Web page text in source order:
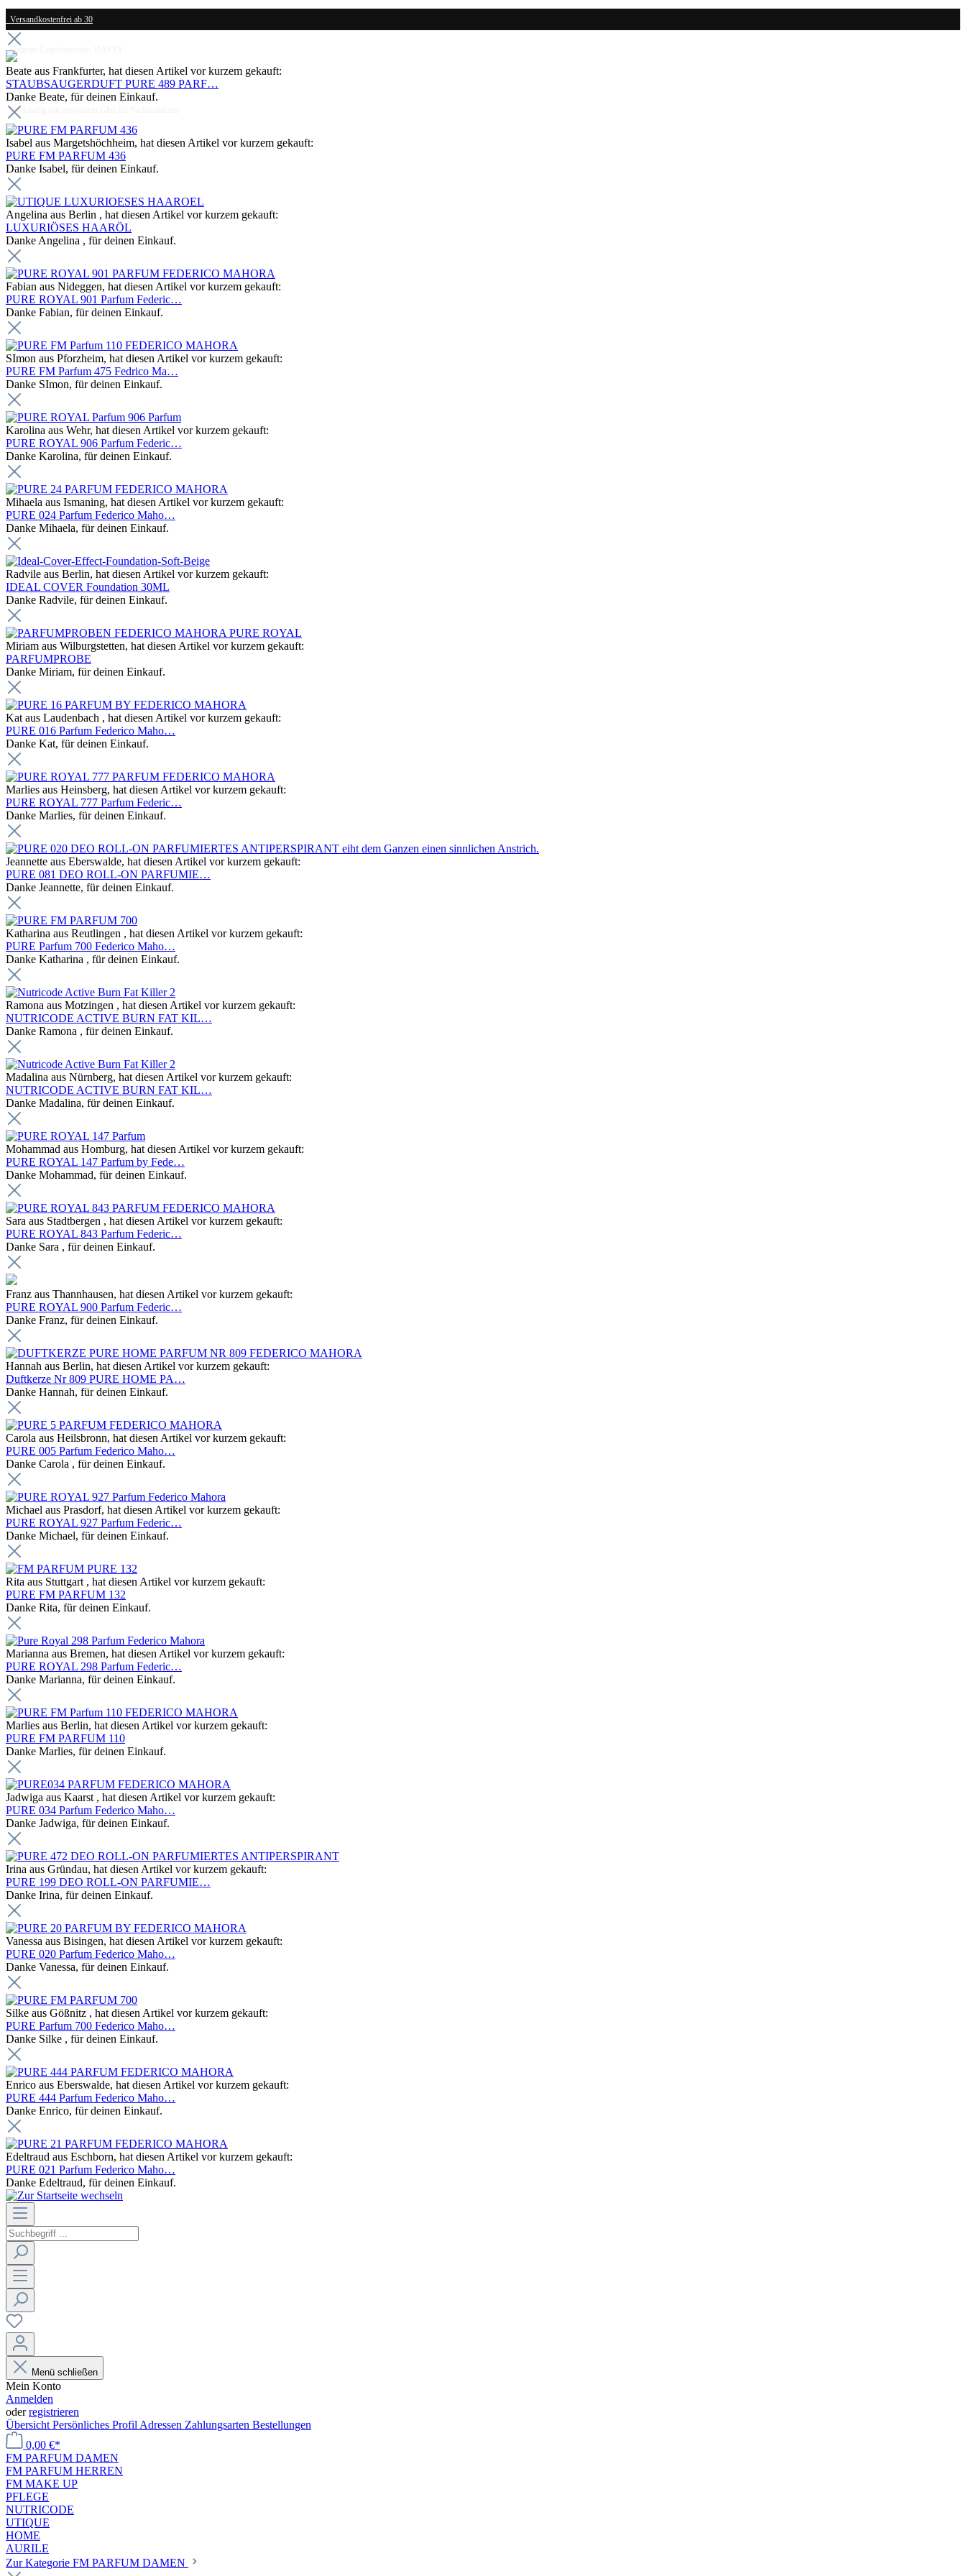
Versandkostenfrei ab 30
Geheim-Gutscheincode: HAPPY
Bewertung ⭐⭐⭐⭐⭐ 4.75 / 5.00
Nachhaltig mit recycletem Glas für Parfümflacons
Beate aus Frankfurter, hat diesen Artikel vor kurzem gekauft:
STAUBSAUGERDUFT PURE 489 PARF…
Danke Beate, für deinen Einkauf.
Isabel aus Margetshöchheim, hat diesen Artikel vor kurzem gekauft:
PURE FM PARFUM 436
Danke Isabel, für deinen Einkauf.
Angelina aus Berlin , hat diesen Artikel vor kurzem gekauft:
LUXURIÖSES HAARÖL
Danke Angelina , für deinen Einkauf.
Fabian aus Nideggen, hat diesen Artikel vor kurzem gekauft:
PURE ROYAL 901 Parfum Federic…
Danke Fabian, für deinen Einkauf.
SImon aus Pforzheim, hat diesen Artikel vor kurzem gekauft:
PURE FM Parfum 475 Fedrico Ma…
Danke SImon, für deinen Einkauf.
Karolina aus Wehr, hat diesen Artikel vor kurzem gekauft:
PURE ROYAL 906 Parfum Federic…
Danke Karolina, für deinen Einkauf.
Mihaela aus Ismaning, hat diesen Artikel vor kurzem gekauft:
PURE 024 Parfum Federico Maho…
Danke Mihaela, für deinen Einkauf.
Radvile aus Berlin, hat diesen Artikel vor kurzem gekauft:
IDEAL COVER Foundation 30ML
Danke Radvile, für deinen Einkauf.
Miriam aus Wilburgstetten, hat diesen Artikel vor kurzem gekauft:
PARFUMPROBE
Danke Miriam, für deinen Einkauf.
Kat aus Laudenbach , hat diesen Artikel vor kurzem gekauft:
PURE 016 Parfum Federico Maho…
Danke Kat, für deinen Einkauf.
Marlies aus Heinsberg, hat diesen Artikel vor kurzem gekauft:
PURE ROYAL 777 Parfum Federic…
Danke Marlies, für deinen Einkauf.
Jeannette aus Eberswalde, hat diesen Artikel vor kurzem gekauft:
PURE 081 DEO ROLL-ON PARFUMIE…
Danke Jeannette, für deinen Einkauf.
Katharina aus Reutlingen , hat diesen Artikel vor kurzem gekauft:
PURE Parfum 700 Federico Maho…
Danke Katharina , für deinen Einkauf.
Ramona aus Motzingen , hat diesen Artikel vor kurzem gekauft:
NUTRICODE ACTIVE BURN FAT KIL…
Danke Ramona , für deinen Einkauf.
Madalina aus Nürnberg, hat diesen Artikel vor kurzem gekauft:
NUTRICODE ACTIVE BURN FAT KIL…
Danke Madalina, für deinen Einkauf.
Mohammad aus Homburg, hat diesen Artikel vor kurzem gekauft:
PURE ROYAL 147 Parfum by Fede…
Danke Mohammad, für deinen Einkauf.
Sara aus Stadtbergen , hat diesen Artikel vor kurzem gekauft:
PURE ROYAL 843 Parfum Federic…
Danke Sara , für deinen Einkauf.
Franz aus Thannhausen, hat diesen Artikel vor kurzem gekauft:
PURE ROYAL 900 Parfum Federic…
Danke Franz, für deinen Einkauf.
Hannah aus Berlin, hat diesen Artikel vor kurzem gekauft:
Duftkerze Nr 809 PURE HOME PA…
Danke Hannah, für deinen Einkauf.
Carola aus Heilsbronn, hat diesen Artikel vor kurzem gekauft:
PURE 005 Parfum Federico Maho…
Danke Carola , für deinen Einkauf.
Michael aus Prasdorf, hat diesen Artikel vor kurzem gekauft:
PURE ROYAL 927 Parfum Federic…
Danke Michael, für deinen Einkauf.
Rita aus Stuttgart , hat diesen Artikel vor kurzem gekauft:
PURE FM PARFUM 132
Danke Rita, für deinen Einkauf.
Marianna aus Bremen, hat diesen Artikel vor kurzem gekauft:
PURE ROYAL 298 Parfum Federic…
Danke Marianna, für deinen Einkauf.
Marlies aus Berlin, hat diesen Artikel vor kurzem gekauft:
PURE FM PARFUM 110
Danke Marlies, für deinen Einkauf.
Jadwiga aus Kaarst , hat diesen Artikel vor kurzem gekauft:
PURE 034 Parfum Federico Maho…
Danke Jadwiga, für deinen Einkauf.
Irina aus Gründau, hat diesen Artikel vor kurzem gekauft:
PURE 199 DEO ROLL-ON PARFUMIE…
Danke Irina, für deinen Einkauf.
Vanessa aus Bisingen, hat diesen Artikel vor kurzem gekauft:
PURE 020 Parfum Federico Maho…
Danke Vanessa, für deinen Einkauf.
Silke aus Gößnitz , hat diesen Artikel vor kurzem gekauft:
PURE Parfum 700 Federico Maho…
Danke Silke , für deinen Einkauf.
Enrico aus Eberswalde, hat diesen Artikel vor kurzem gekauft:
PURE 444 Parfum Federico Maho…
Danke Enrico, für deinen Einkauf.
Edeltraud aus Eschborn, hat diesen Artikel vor kurzem gekauft:
PURE 021 Parfum Federico Maho…
Danke Edeltraud, für deinen Einkauf.
Menü schließen
Mein Konto
Anmelden
oderregistrieren
Übersicht Persönliches Profil Adressen Zahlungsarten Bestellungen
0,00 €*
FM PARFUM DAMEN
FM PARFUM HERREN
FM MAKE UP
PFLEGE
NUTRICODE
UTIQUE
HOME
AURILE
Zur Kategorie FM PARFUM DAMEN